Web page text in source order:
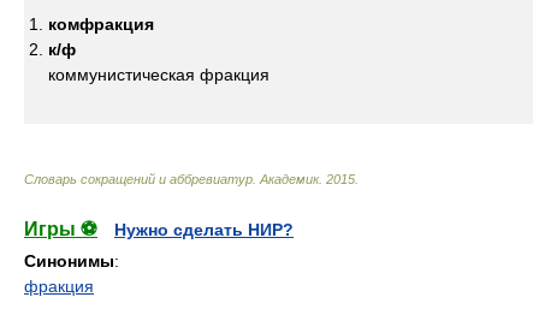
комфракция
к/ф
коммунистическая фракция
Словарь сокращений и аббревиатур Академик. 2015
Игры ⚽
Нужно сделать НИР?
Синонимы:
фракция